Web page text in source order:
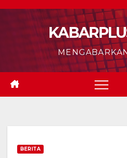
BERITA